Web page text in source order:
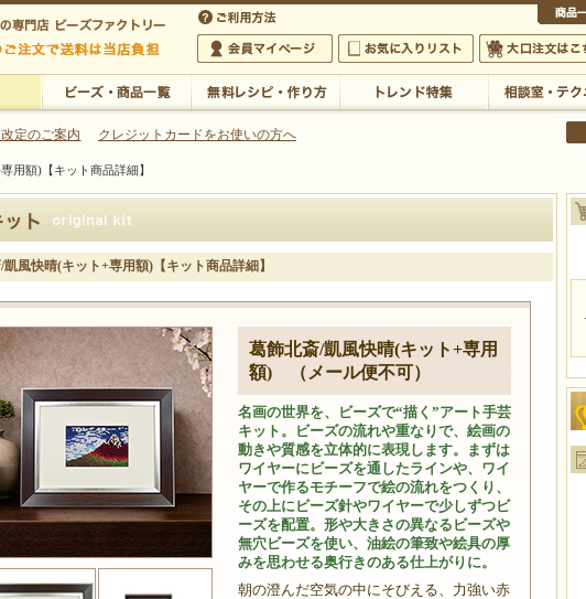
クセサリーの専門店
専門店 ビーズファクトリー 5,000円以上のご注文で送料は当店が負担いたします
5,000円以上のご注文で送料は当店が負担いたします
会員マイページ
お気に入りリスト 大口注文はこちら
定のご案内 クレジットカードをお使いの方へ
用額)【キット商品詳細】
凱風快晴(キット+専用額)【キット商品詳細】
葛飾北斎/凱風快晴(キット+専用
額) （メール便不可）
名画の世界を、ビーズで“描く”アート手芸
キット。ビーズの流れや重なりで、絵画の
動きや質感を立体的に表現します。まずは
ワイヤーにビーズを通したラインや、ワイ
ヤーで作るモチーフで絵の流れをつくり、
その上にビーズ針やワイヤーで少しずつビ
ーズを配置。形や大きさの異なるビーズや
無穴ビーズを使い、油絵の筆致や絵具の厚
みを思わせる奥行きのある仕上がりに。
朝の澄んだ空気の中にそびえる、力強い赤